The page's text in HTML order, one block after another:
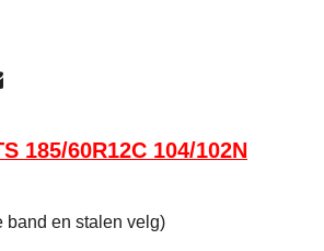
185/60R12C 104/102N
en stalen velg)